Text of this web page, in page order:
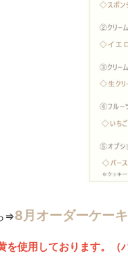
⇒8月オーダーケーキ
使用しております。（